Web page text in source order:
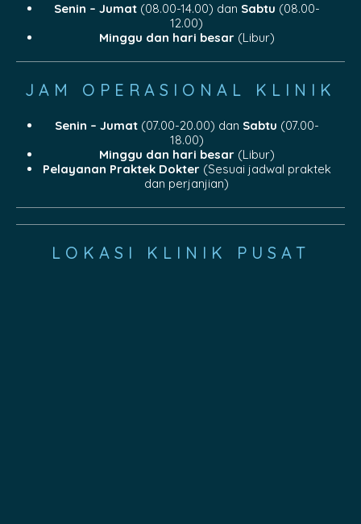
Senin – Jumat(08.00-14.00) dan Sabtu (08.00-
12.00)
Minggu dan hari besar(Libur)
JAM OPERASIONAL KLINIK
Senin – Jumat(07.00-20.00) dan Sabtu (07.00-
18.00)
Minggu dan hari besar(Libur)
Pelayanan Praktek Dokter(Sesuai jadwal praktek
dan perjanjian)
LOKASI KLINIK PUSAT